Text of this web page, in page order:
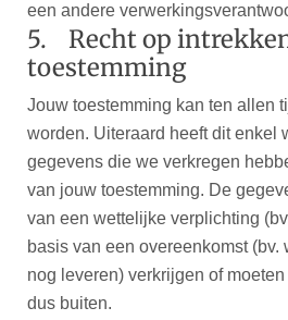
een andere
5. Recht op
toestemming
Jouw toestemming kan ten allen
worden. Uiteraard heeft dit enkel
gegevens die we verkregen
van jouw toestemming. De
van een wettelijke verplichting
basis van een overeenkomst (bv.
nog leveren) verkrijgen of
dus buiten.